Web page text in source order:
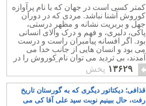
۱۵
کمتر کسی است در جهان که با نام پرآوازه
کوروش آشنا نباشد. مردی که در دوران
جهل و بربریت نشانه و مظهر درستی،
پاکی، دلیری، و فهم و درک والای انسانی
بود. اگر افسانه پیامبران راست و درست
می بود و انسان هایی از جانب خدا می
آمدند، بی تردید می توان نام کوروش را در
بالای لیست افتخار و بالیدن آنان جستجو
نمود.
۱۳۶۲۹ پخش
قذافی؛ دیکتاتور دیگری که به گورستان تاریخ
رفت، حال ببینیم نوبت سید علی آقا کی می